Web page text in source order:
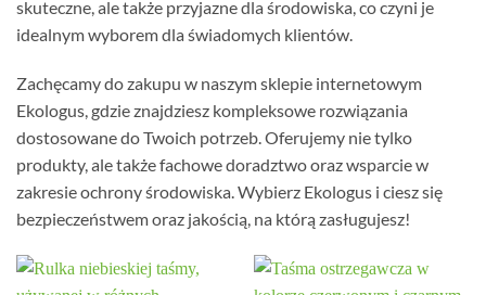
skuteczne, ale także przyjazne dla środowiska, co czyni je
idealnym wyborem dla świadomych klientów.
Zachęcamy do zakupu w naszym sklepie internetowym
Ekologus, gdzie znajdziesz kompleksowe rozwiązania
dostosowane do Twoich potrzeb. Oferujemy nie tylko
produkty, ale także fachowe doradztwo oraz wsparcie w
zakresie ochrony środowiska. Wybierz Ekologus i ciesz się
bezpieczeństwem oraz jakością, na którą zasługujesz!